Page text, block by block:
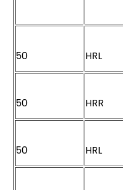
50 HRL
50 HRR
50 HRL